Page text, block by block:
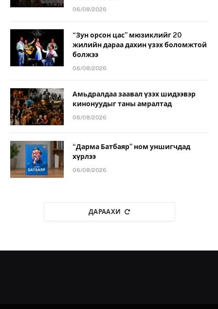
06/08/2026
“Зун орсон цас” мюзиклийг 20
жилийн дараа дахин үзэх боломжтой
болжээ
06/08/2026
Амьдралдаа заавал үзэх шидээвэр
кинонуудыг таны амралтад
06/08/2026
“Дарма Батбаяр” ном уншигчдад
хүрлээ
06/08/2026
ДАРААХИ